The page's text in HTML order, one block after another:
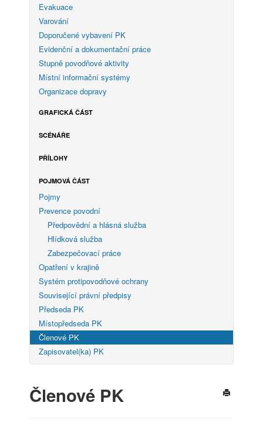
Evakuace
Varování
Doporučené vybavení PK
Evidenční a dokumentační práce
Stupně povodňové aktivity
Místní informační systémy
Organizace dopravy
GRAFICKÁ ČÁST
SCÉNÁŘE
PŘÍLOHY
POJMOVÁ ČÁST
Pojmy
Prevence povodní
Předpovědní a hlásná služba
Hlídková služba
Zabezpečovací práce
Opatření v krajině
Systém protipovodňové ochrany
Související právní předpisy
Předseda PK
Místopředseda PK
Členové PK
Zapisovatel(ka) PK
Členové PK